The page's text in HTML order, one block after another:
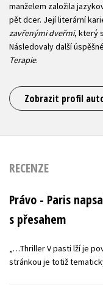
manželem založila
pět dcer. Její literární
zavřenými dveřmi, který
Následovaly další
Terapie.
Zobrazit profil
RECENZE
Právo - Paris
s přesahem
„…Thriller V pasti lží je
stránkou je totiž